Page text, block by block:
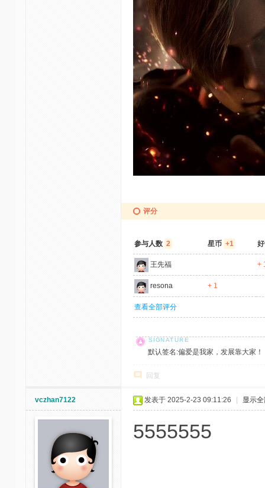
评分
参与人数 2 星币 +1
王先福 +
resona + 1
查看全部评分
默认签名:偏爱是我家，发展靠大家
回复
vczhan7122 发表于 2025-2-23 09:11:26 显示
5555555